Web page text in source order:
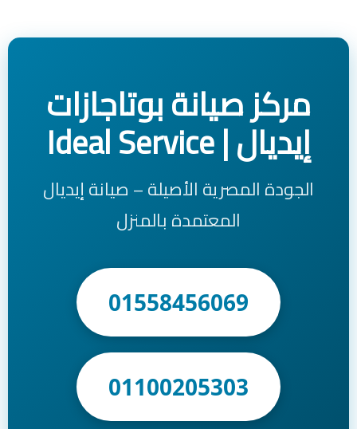
مركز صيانة بوتاجازات
إيديال | Ideal Service
الجودة المصرية الأصيلة – صيانة إيديال
المعتمدة بالمنزل
01558456069
01100205303